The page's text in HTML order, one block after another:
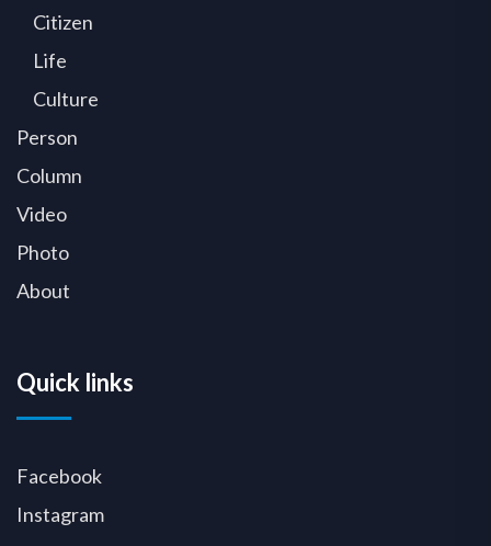
Citizen
Life
Culture
Person
Column
Video
Photo
About
Quick links
Facebook
Instagram